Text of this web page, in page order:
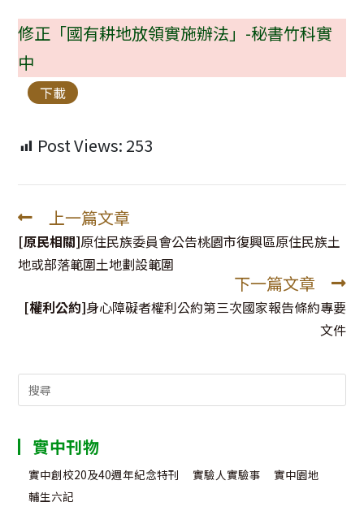
修正「國有耕地放領實施辦法」-秘書竹科實
中
下載
Post Views: 253
Read
more
articles
上一篇文章
[原民相關]原住民族委員會公告桃園市復興區原住民族土
地或部落範圍土地劃設範圍
下一篇文章
[權利公約]身心障礙者權利公約第三次國家報告條約專要
文件
Search
for:
實中刊物
實中創校20及40週年紀念特刊 實驗人實驗事
實中園地
輔生六記